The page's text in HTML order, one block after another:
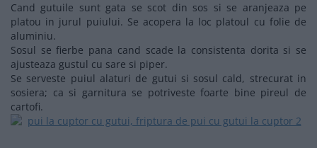
Cand gutuile sunt gata se scot din sos si se aranjeaza pe
platou in jurul puiului. Se acopera la loc platoul cu folie de
aluminiu.
Sosul se fierbe pana cand scade la consistenta dorita si se
ajusteaza gustul cu sare si piper.
Se serveste puiul alaturi de gutui si sosul cald, strecurat in
sosiera; ca si garnitura se potriveste foarte bine pireul de
cartofi.